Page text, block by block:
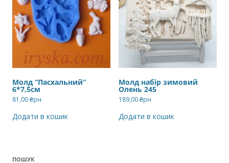
Молд “Пасхальний”
6*7,5см
81,00₴рн
Додати в кошик
Молд набір зимовий
Олень 245
189,00₴рн
Додати в кошик
ПОШУК